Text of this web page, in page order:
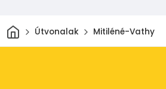
Otthon
Útvonalak Mitiléné-Vathy